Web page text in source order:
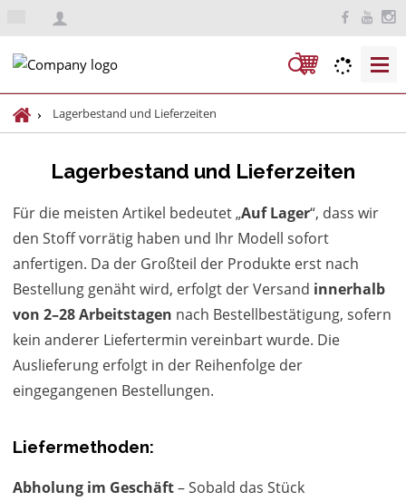
e
S
h
H
o
Lagerbestand und Lieferzeiten
Lagerbestand und Lieferzeiten
Für die meisten Artikel bedeutet „Auf Lager“, dass wir
den Stoff vorrätig haben und Ihr Modell sofort
anfertigen. Da der Großteil der Produkte erst nach
Bestellung genäht wird, erfolgt der Versand innerhalb
von 2–28 Arbeitstagen nach Bestellbestätigung, sofern
kein anderer Liefertermin vereinbart wurde. Die
Auslieferung erfolgt in der Reihenfolge der
eingegangenen Bestellungen.
Liefermethoden:
Abholung im Geschäft– Sobald das Stück